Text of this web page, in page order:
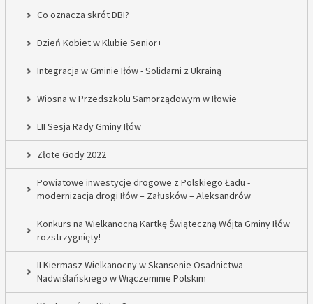
Co oznacza skrót DBI?
Dzień Kobiet w Klubie Senior+
Integracja w Gminie Iłów - Solidarni z Ukrainą
Wiosna w Przedszkolu Samorządowym w Iłowie
LII Sesja Rady Gminy Iłów
Złote Gody 2022
Powiatowe inwestycje drogowe z Polskiego Ładu -
modernizacja drogi Iłów – Załusków – Aleksandrów
Konkurs na Wielkanocną Kartkę Świąteczną Wójta Gminy Iłów
rozstrzygnięty!
II Kiermasz Wielkanocny w Skansenie Osadnictwa
Nadwiślańskiego w Wiączeminie Polskim